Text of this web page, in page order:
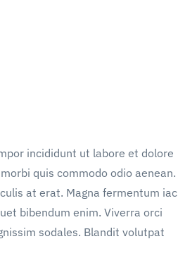
incididunt ut labore et dolore
quis commodo odio aenean.
at erat. Magna fermentum
bibendum enim. Viverra orci
sodales. Blandit volutpat